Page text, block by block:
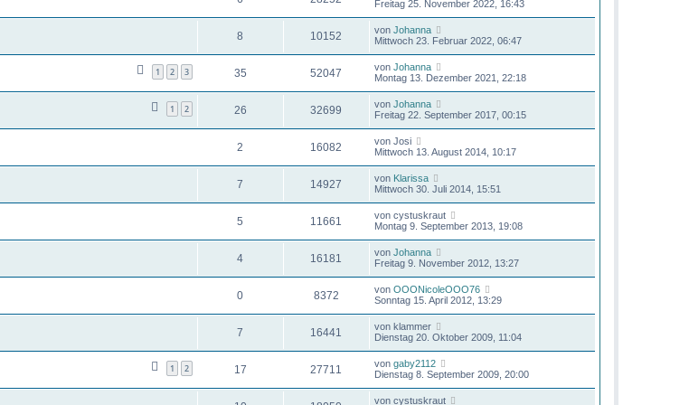
Freitag 25. November 2022, 16:43
8 10152 von Johanna
Mittwoch 23. Februar 2022, 06:47
1 2 3 35 52047 von Johanna
Montag 13. Dezember 2021, 22:18
1 2 26 32699 von Johanna
Freitag 22. September 2017, 00:15
2 16082 von Josi
Mittwoch 13. August 2014, 10:17
7 14927 von Klarissa
Mittwoch 30. Juli 2014, 15:51
5 11661 von cystuskraut
Montag 9. September 2013, 19:08
4 16181 von Johanna
Freitag 9. November 2012, 13:27
0 8372 von OOONicoleOOO76
Sonntag 15. April 2012, 13:29
7 16441 von klammer
Dienstag 20. Oktober 2009, 11:04
1 2 17 27711 von gaby2112
Dienstag 8. September 2009, 20:00
von cystuskraut